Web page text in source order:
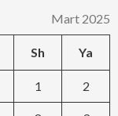
Mart 2025
Sh Ya
1 2